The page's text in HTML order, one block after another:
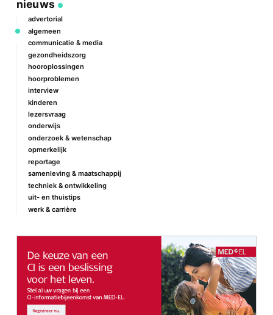
nieuws
advertorial
algemeen
communicatie & media
gezondheidszorg
hooroplossingen
hoorproblemen
interview
kinderen
lezersvraag
onderwijs
onderzoek & wetenschap
opmerkelijk
reportage
samenleving & maatschappij
techniek & ontwikkeling
uit- en thuistips
werk & carrière